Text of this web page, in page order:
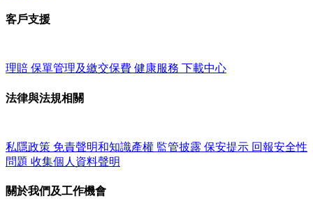
客戶支援
理賠 保單管理及繳交保費 健康服務 下載中心
法律與法規相關
私隱政策 免責聲明和知識產權 監管披露 保安提示 回報安全性
問題 收集個人資料聲明
關於我們及工作機會